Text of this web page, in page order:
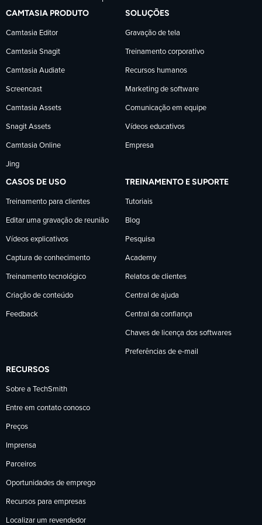
TechSmith
no
Facebook
TechSmith
LinkedIn
a
TechSmith
no
YouTube
CAMTASIA PRODUTO
Camtasia Editor
Camtasia Snagit
Camtasia Audiate
Screencast
Camtasia Assets
Snagit Assets
Camtasia Online
Jing
SOLUÇÕES
Gravação de tela
Treinamento corporativo
Recursos humanos
Marketing de software
Comunicação em equipe
Vídeos educativos
Empresa
CASOS DE USO
Treinamento para clientes
Editar uma gravação de reunião
Vídeos explicativos
Captura de conhecimento
Treinamento tecnológico
Criação de conteúdo
Feedback
TREINAMENTO E SUPORTE
Tutoriais
Blog
Pesquisa
Academy
Relatos de clientes
Central de ajuda
Central da confiança
Chaves de licença dos softwares
Preferências de e-mail
RECURSOS
Sobre a TechSmith
Entre em contato conosco
Preços
Imprensa
Parceiros
Oportunidades de emprego
Recursos para empresas
Localizar um revendedor